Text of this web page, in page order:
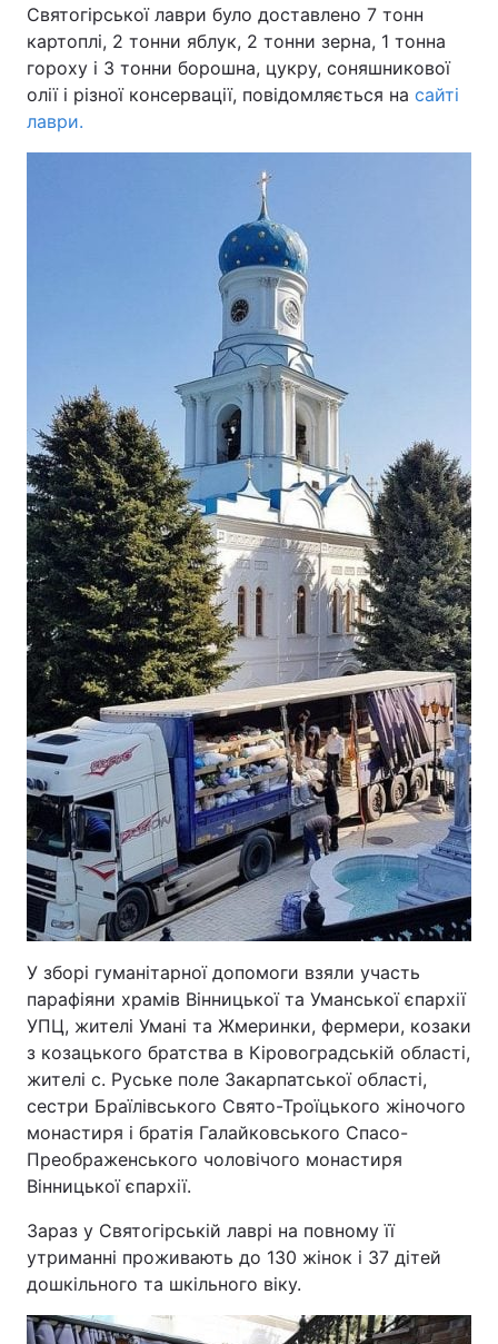
Святогірської лаври було доставлено 7 тонн
картоплі, 2 тонни яблук, 2 тонни зерна, 1 тонна
гороху і 3 тонни борошна, цукру, соняшникової
олії і різної консервації, повідомляється на сайті
лаври.
У зборі гуманітарної допомоги взяли участь
парафіяни храмів Вінницької та Уманської єпархії
УПЦ, жителі Умані та Жмеринки, фермери, козаки
з козацького братства в Кіровоградській області,
жителі с. Руське поле Закарпатської області,
сестри Браїлівського Свято-Троїцького жіночого
монастиря і братія Галайковського Спасо-
Преображенського чоловічого монастиря
Вінницької єпархії.
Зараз у Святогірській лаврі на повному її
утриманні проживають до 130 жінок і 37 дітей
дошкільного та шкільного віку.